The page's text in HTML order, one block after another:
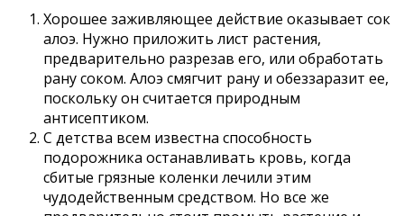
Хорошее заживляющее действие оказывает сок
алоэ. Нужно приложить лист растения,
предварительно разрезав его, или обработать
рану соком. Алоэ смягчит рану и обеззаразит ее,
поскольку он считается природным
антисептиком.
С детства всем известна способность
подорожника останавливать кровь, когда
сбитые грязные коленки лечили этим
чудодейственным средством. Но все же